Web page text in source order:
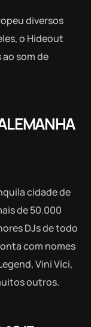
diversos
o Hideout
som de
cidade de
de 50.000
DJs de todo
com nomes
Vini Vici,
outros.